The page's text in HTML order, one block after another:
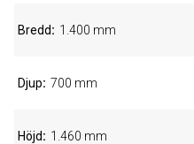
Bredd 1.400 mm
Djup 700 mm
Höjd 1.460 mm